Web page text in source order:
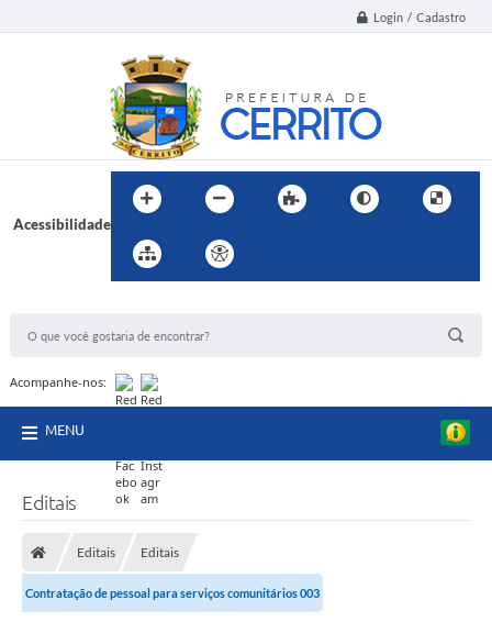
Login / Cadastro
Acessibilidade
Acompanhe-nos:
MENU
Editais
Editais Editais
Contratação de pessoal para serviços comunitários 003